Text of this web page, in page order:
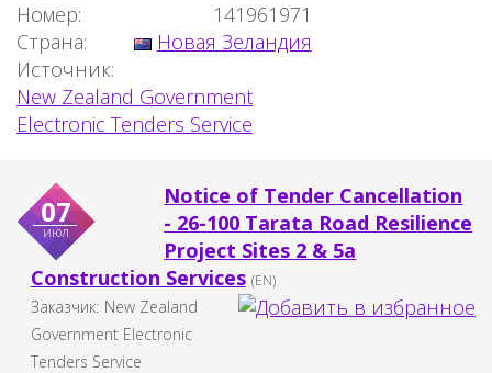
Номер:
141961971
Страна:
Новая Зеландия
Источник:
New Zealand Government
Electronic Tenders Service
07
июл
Notice of Tender Cancellation
- 26-100 Tarata Road Resilience
Project Sites 2 & 5a
Construction Services (EN)
Заказчик: New Zealand
Government Electronic
Tenders Service